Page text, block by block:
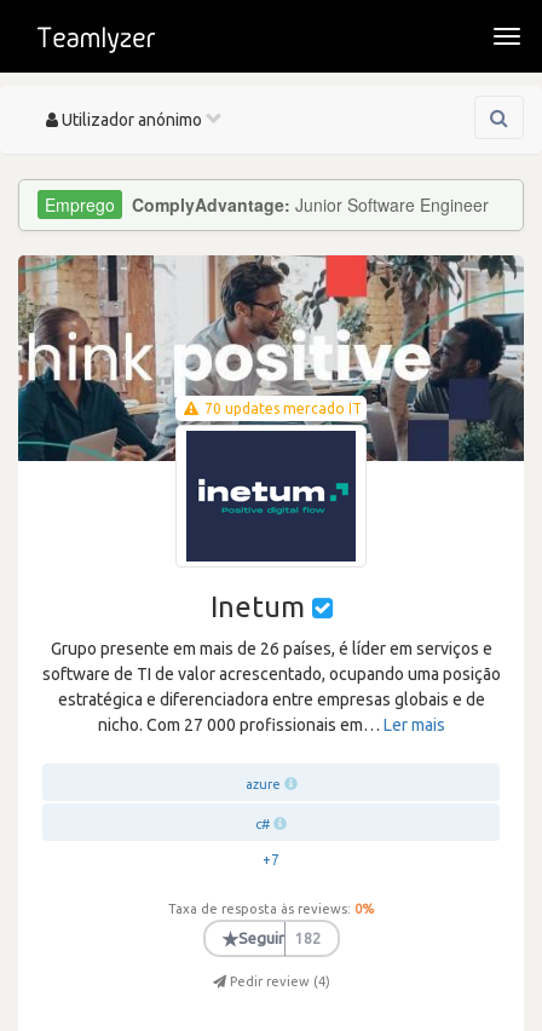
Toggle
Utilizador anónimo
ComplyAdvantage: Junior Software Engineer
70 updates mercado IT
Inetum
Grupo presente em mais de 26 países, é líder em serviços e
software de TI de valor acrescentado, ocupando uma posição
estratégica e diferenciadora entre empresas globais e de
nicho. Com 27 000 profissionais em… Ler mais
azure
c#
+7
Taxa de resposta às reviews: 0%
★Seguir 182
Pedir review (4)